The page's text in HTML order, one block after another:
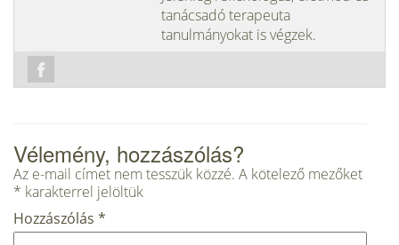
tanácsadó terapeuta
tanulmányokat is végzek.
Vélemény, hozzászólás?
Az e-mail címet nem tesszük közzé. A kötelező mezőket
* karakterrel jelöltük
Hozzászólás *